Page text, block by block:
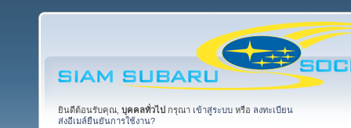
ยินดีต้อนรับคุณ, บุคคลทั่วไป กรุณา เข้าสู่ระบบ หรือ ลงทะเบียน
ส่งอีเมล์ยืนยันการใช้งาน?